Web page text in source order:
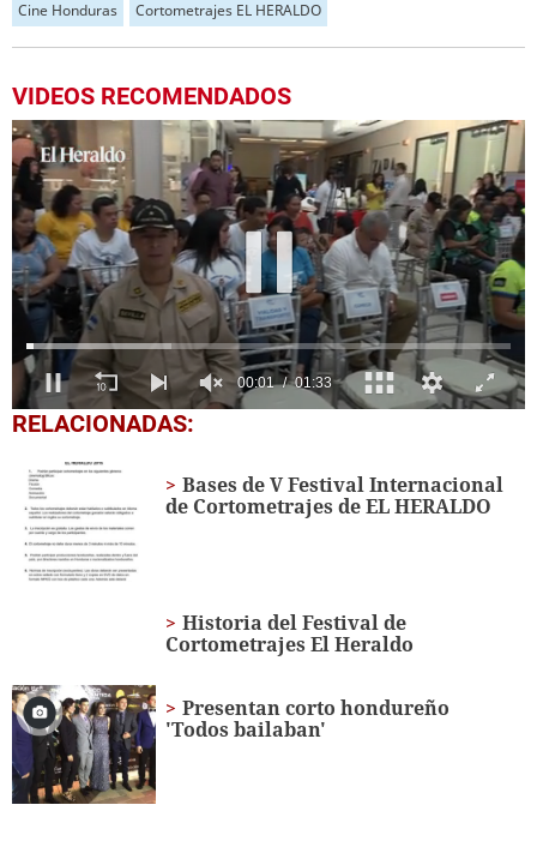
Cine Honduras Cortometrajes EL HERALDO
VIDEOS RECOMENDADOS
0
seconds
minute,
33
seconds
RELACIONADAS:
Bases de V Festival Internacional
de Cortometrajes de EL HERALDO
Historia del Festival de
Cortometrajes El Heraldo
Presentan corto hondureño
'Todos bailaban'